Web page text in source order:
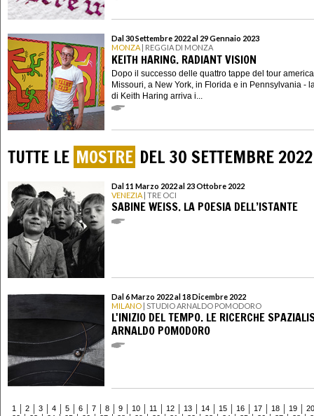
Dal 30 Settembre 2022 al 29 Gennaio 2023
MONZA | REGGIA DI MONZA
KEITH HARING. RADIANT VISION
Dopo il successo delle quattro tappe del tour
Missouri, a New York, in Florida e in Pennsylvania -
di Keith Haring arriva i...
TUTTE LE MOSTRE DEL 30 SETTEMBRE 2022
Dal 11 Marzo 2022 al 23 Ottobre 2022
VENEZIA | TRE OCI
SABINE WEISS. LA POESIA DELL’ISTANTE
Dal 6 Marzo 2022 al 18 Dicembre 2022
MILANO | STUDIO ARNALDO POMODORO
L'INIZIO DEL TEMPO. LE RICERCHE
ARNALDO POMODORO
1 2 3 4 5 6 7 8 9 10 11 12 13 14 15 16 17 18 19
20